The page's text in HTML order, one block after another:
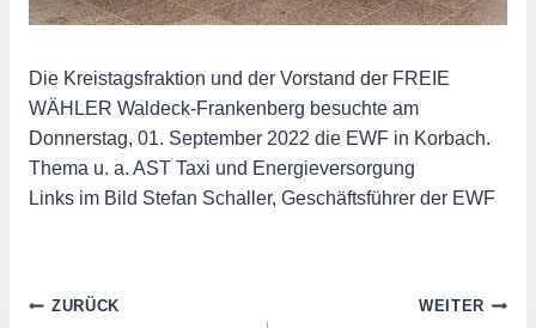
Die Kreistagsfraktion und der Vorstand der FREIE
WÄHLER Waldeck-Frankenberg besuchte am
Donnerstag, 01. September 2022 die EWF in Korbach.
Thema u. a. AST Taxi und Energieversorgung
Links im Bild Stefan Schaller, Geschäftsführer der EWF
Beitragsnavigation
ZURÜCK WEITER